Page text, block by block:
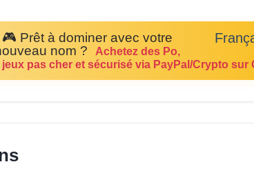
🎮 Prêt à dominer avec votre
nom ?
Achetez des Po,
pas cher et sécurisé via PayPal/Crypto sur